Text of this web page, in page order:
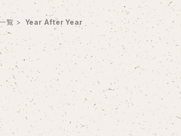
覧 Year After Year